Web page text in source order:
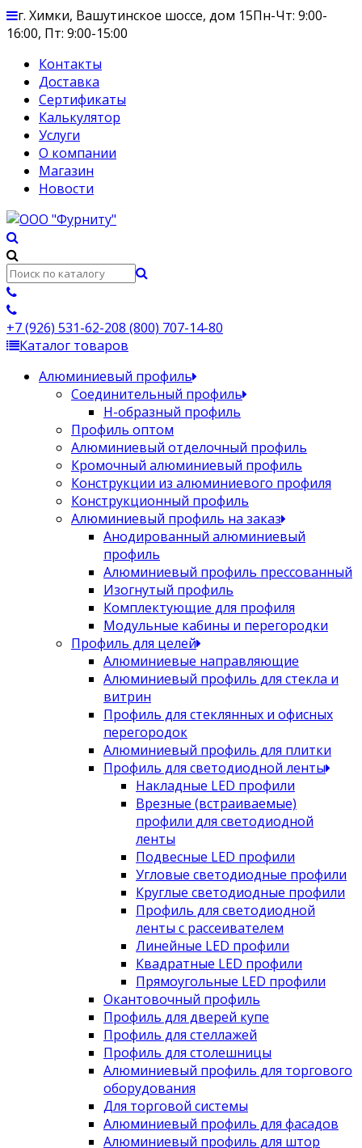
г. Химки, Вашутинское шоссе, дом 15Пн-Чт: 9:00-
16:00, Пт: 9:00-15:00
Контакты
Доставка
Сертификаты
Калькулятор
Услуги
О компании
Магазин
Новости
+7 (926) 531-62-208 (800) 707-14-80
Каталог товаров
Алюминиевый профиль
Соединительный профиль
Н-образный профиль
Профиль оптом
Алюминиевый отделочный профиль
Кромочный алюминиевый профиль
Конструкции из алюминиевого профиля
Конструкционный профиль
Алюминиевый профиль на заказ
Анодированный алюминиевый
профиль
Алюминиевый профиль прессованный
Изогнутый профиль
Комплектующие для профиля
Модульные кабины и перегородки
Профиль для целей
Алюминиевые направляющие
Алюминиевый профиль для стекла и
витрин
Профиль для стеклянных и офисных
перегородок
Алюминиевый профиль для плитки
Профиль для светодиодной ленты
Накладные LED профили
Врезные (встраиваемые)
профили для светодиодной
ленты
Подвесные LED профили
Угловые светодиодные профили
Круглые светодиодные профили
Профиль для светодиодной
ленты с рассеивателем
Линейные LED профили
Квадратные LED профили
Прямоугольные LED профили
Окантовочный профиль
Профиль для дверей купе
Профиль для стеллажей
Профиль для столешницы
Алюминиевый профиль для торгового
оборудования
Для торговой системы
Алюминиевый профиль для фасадов
Алюминиевый профиль для штор